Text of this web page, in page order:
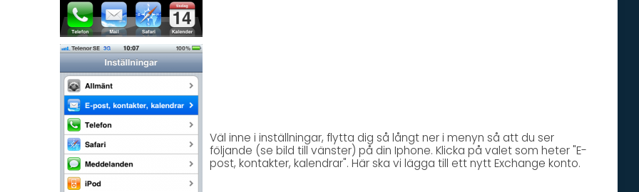
Väl inne i inställningar, flytta dig så långt ner i menyn så att du ser
följande (se bild till vänster) på din Iphone. Klicka på valet som heter "E-
post, kontakter, kalendrar". Här ska vi lägga till ett nytt Exchange konto.